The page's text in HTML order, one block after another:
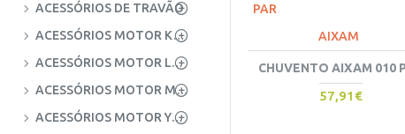
ACESSÓRIOS DE TRAVÃO
ACESSÓRIOS MOTOR KUBOTA
ACESSÓRIOS MOTOR LOMBARDINI
ACESSÓRIOS MOTOR MITSUBISHI
ACESSÓRIOS MOTOR YANMAR
AIXAM
CHUVENTO AIXAM 010
57,91€